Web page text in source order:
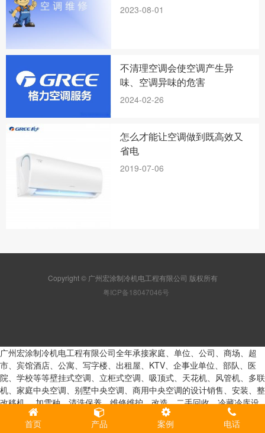
2023-08-01
不清理空调会使空调产生异
味、空调异味的危害
2024-02-26
怎么才能让空调做到既高效又
省电
2019-07-06
Copyright © 广州宏涂制冷机电工程有限公司 版权所有
粤ICP备18047046号
首页 产品 案例 电话
广州宏涂制冷机电工程有限公司全年承接家庭、单位、公司、商场、超
市、宾馆酒店、公寓、写字楼、出租屋、KTV、企事业单位、部队、医
院、学校等等壁挂式空调、立柜式空调、吸顶式、天花机、风管机、多联
机、家庭中央空调、别墅中央空调、商用中央空调的设计销售、安装、整
改移机、 加雪种、清洗保养、维修维护、改造、二手回收、冷藏冷库设
计组建安装维修整改拆卸、冷冻冷库设计组建安装维修整改拆卸、保鲜冷
库设计组建安装维修整改拆卸